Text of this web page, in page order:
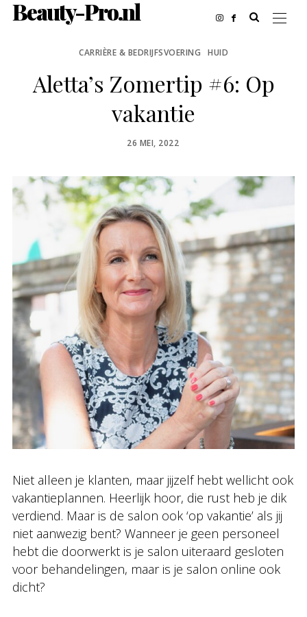
Beauty-Pro.nl
CARRIÈRE & BEDRIJFSVOERING HUID
Aletta’s Zomertip #6: Op
vakantie
POSTED
26 MEI, 2022
Niet alleen je klanten, maar jijzelf hebt wellicht ook
vakantieplannen. Heerlijk hoor, die rust heb je dik
verdiend. Maar is de salon ook ‘op vakantie’ als jij
niet aanwezig bent? Wanneer je geen personeel
hebt die doorwerkt is je salon uiteraard gesloten
voor behandelingen, maar is je salon online ook
dicht?